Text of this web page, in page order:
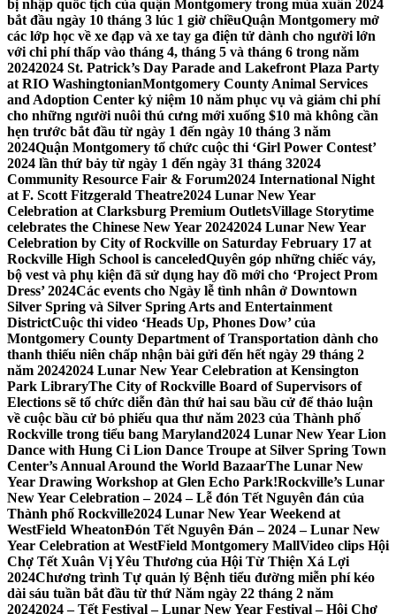
bị nhập quốc tịch của quận Montgomery trong mùa xuân 2024
bắt đầu ngày 10 tháng 3 lúc 1 giờ chiềuQuận Montgomery mở
các lớp học về xe đạp và xe tay ga điện tử dành cho người lớn
với chi phí thấp vào tháng 4, tháng 5 và tháng 6 trong năm
20242024 St. Patrick’s Day Parade and Lakefront Plaza Party
at RIO WashingtonianMontgomery County Animal Services
and Adoption Center kỷ niệm 10 năm phục vụ và giảm chi phí
cho những người nuôi thú cưng mới xuống $10 mà không cần
hẹn trước bắt đầu từ ngày 1 đến ngày 10 tháng 3 năm
2024Quận Montgomery tổ chức cuộc thi ‘Girl Power Contest’
2024 lần thứ bảy từ ngày 1 đến ngày 31 tháng 32024
Community Resource Fair & Forum2024 International Night
at F. Scott Fitzgerald Theatre2024 Lunar New Year
Celebration at Clarksburg Premium OutletsVillage Storytime
celebrates the Chinese New Year 20242024 Lunar New Year
Celebration by City of Rockville on Saturday February 17 at
Rockville High School is canceledQuyên góp những chiếc váy,
bộ vest và phụ kiện đã sử dụng hay đồ mới cho ‘Project Prom
Dress’ 2024Các events cho Ngày lễ tình nhân ở Downtown
Silver Spring và Silver Spring Arts and Entertainment
DistrictCuộc thi video ‘Heads Up, Phones Dow’ của
Montgomery County Department of Transportation dành cho
thanh thiếu niên chấp nhận bài gửi đến hết ngày 29 tháng 2
năm 20242024 Lunar New Year Celebration at Kensington
Park LibraryThe City of Rockville Board of Supervisors of
Elections sẽ tổ chức diễn đàn thứ hai sau bầu cử để thảo luận
về cuộc bầu cử bỏ phiếu qua thư năm 2023 của Thành phố
Rockville trong tiểu bang Maryland2024 Lunar New Year Lion
Dance with Hung Ci Lion Dance Troupe at Silver Spring Town
Center’s Annual Around the World BazaarThe Lunar New
Year Drawing Workshop at Glen Echo Park!Rockville’s Lunar
New Year Celebration – 2024 – Lễ đón Tết Nguyên đán của
Thành phố Rockville2024 Lunar New Year Weekend at
WestField WheatonĐón Tết Nguyên Đán – 2024 – Lunar New
Year Celebration at WestField Montgomery MallVideo clips Hội
Chợ Tết Xuân Vị Yêu Thương của Hội Từ Thiện Xá Lợi
2024Chương trình Tự quản lý Bệnh tiểu đường miễn phí kéo
dài sáu tuần bắt đầu từ thứ Năm ngày 22 tháng 2 năm
20242024 – Tết Festival – Lunar New Year Festival – Hội Chợ